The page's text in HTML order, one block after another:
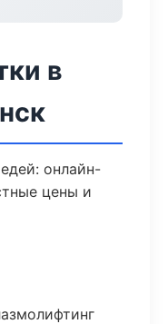
в
онлайн-
цены и